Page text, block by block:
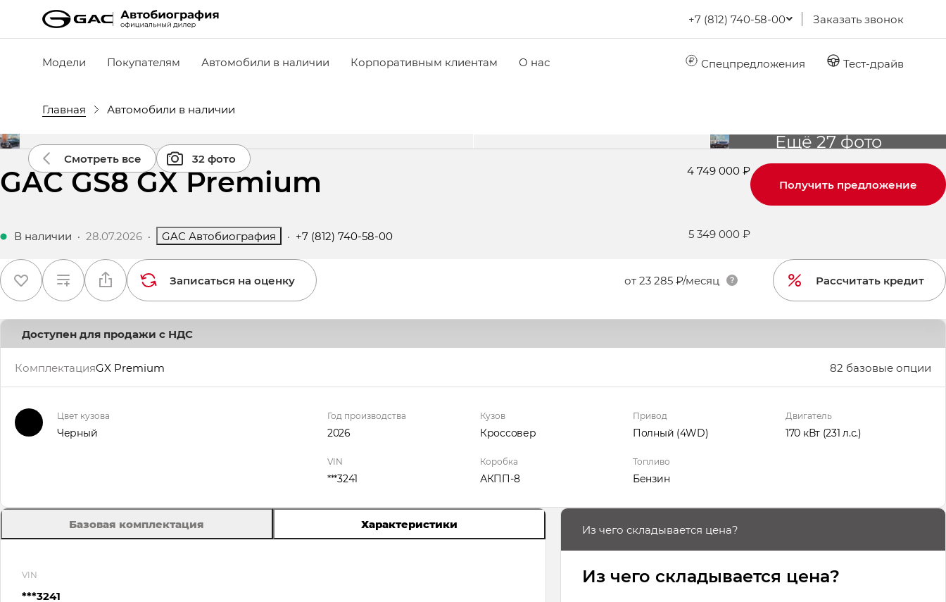
+7 (812) 740-58-00 Заказать звонок
Модели Покупателям Автомобили в наличии Корпоративным клиентам О нас Спецпредложения Тест-драйв
Главная Автомобили в наличии
Смотреть все 32 фото
Ещё 27 фото
GAC GS8 GX Premium 4 749 000 ₽
В наличии · 28.07.2026 · GAC Автобиография · +7 (812) 740-58-00 5 349 000 ₽
Получить предложение
Записаться на оценку от 23 285 ₽/месяц Рассчитать кредит
Доступен для продажи с НДС
КомплектацияGX Premium 82 базовые опции
Цвет кузова
Черный
Год производства
2026
Кузов
Кроссовер
Привод
Полный (4WD)
Двигатель
170 кВт(231 л.с.)
VIN
***3241
Коробка
АКПП-8
Топливо
Бензин
Базовая комплектация Характеристики
VIN
***3241
Из чего складывается цена?
Из чего складывается цена?